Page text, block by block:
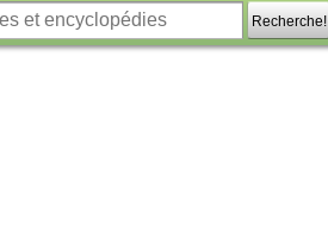
Recherche!